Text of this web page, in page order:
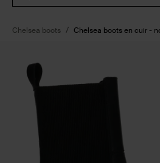
Chelsea boots Chelsea boots en cuir -